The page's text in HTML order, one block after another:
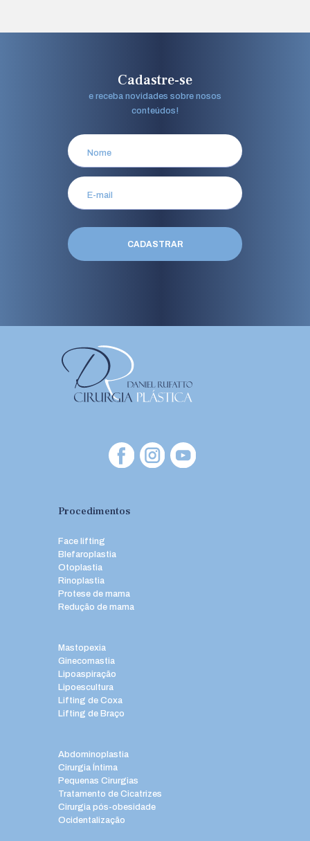
Cadastre-se
e receba novidades sobre nosos
conteúdos!
Procedimentos
Face lifting
Blefaroplastia
Otoplastia
Rinoplastia
Protese de mama
Redução de mama
Mastopexia
Ginecomastia
Lipoaspiração
Lipoescultura
Lifting de Coxa
Lifting de Braço
Abdominoplastia
Cirurgia Íntima
Pequenas Cirurgias
Tratamento de Cicatrizes
Cirurgia pós-obesidade
Ocidentalização